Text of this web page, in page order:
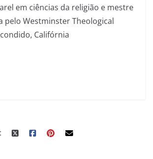
em ciências da religião e mestre
pelo Westminster Theological
Califórnia